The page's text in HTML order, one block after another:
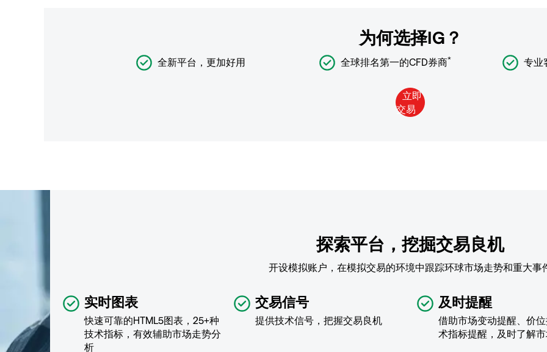
为何选择IG？
全新平台，更加好用 全球排名第一的CFD券商* 专业
探索平台，挖掘交易良机
开设模拟账户，在模拟交易的环境中跟踪环球市场走势和重大事
实时图表
快速可靠的HTML5图表，25+种
技术指标，有效辅助市场走势分
析
交易信号
提供技术信号，把握交易良机
及时提醒
借助市场变动提醒、价
术指标提醒，及时了解